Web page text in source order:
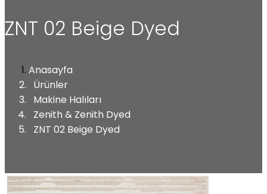
ZNT 02 Beige Dyed
Anasayfa
Ürünler
Makine Halıları
Zenith & Zenith Dyed
ZNT 02 Beige Dyed